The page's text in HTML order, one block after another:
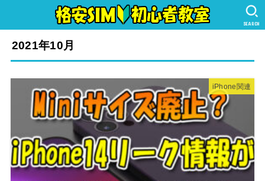
SEARCH
2021年10月
iPhone関連